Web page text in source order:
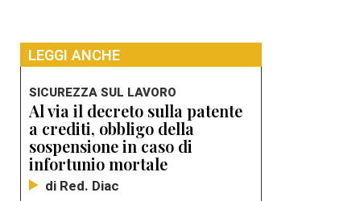
LEGGI ANCHE
SICUREZZA SUL LAVORO
Al via il decreto sulla patente
a crediti, obbligo della
sospensione in caso di
infortunio mortale
di Red. Diac